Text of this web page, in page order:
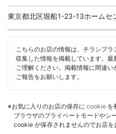
東京都北区堀船1-23-13ホームセ
こちらのお店の情報は、チラシプ
収集した情報を掲載しています。
ご理解ください。掲載情報に間違
ご報告をお願いします。
※お気に入りのお店の保存に cookie を
ブラウザのプライベートモードやシ
cookie が保存されませんのでお店を